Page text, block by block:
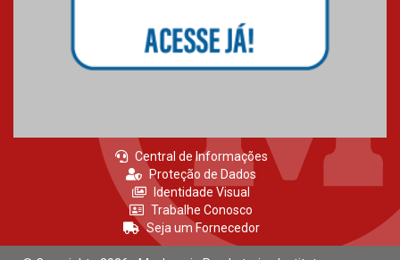
Central de Informações
Proteção de Dados
Identidade Visual
Trabalhe Conosco
Seja um Fornecedor